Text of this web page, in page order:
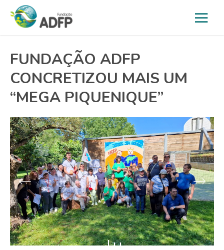
FUNDAÇÃO ADFP
CONCRETIZOU MAIS UM
“MEGA PIQUENIQUE”